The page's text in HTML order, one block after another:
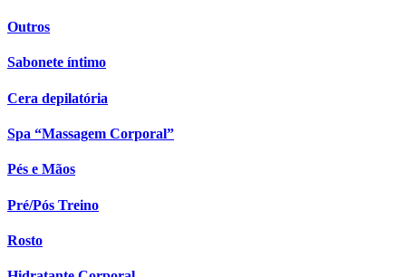
Outros
Sabonete íntimo
Cera depilatória
Spa “Massagem Corporal”
Pés e Mãos
Pré/Pós Treino
Rosto